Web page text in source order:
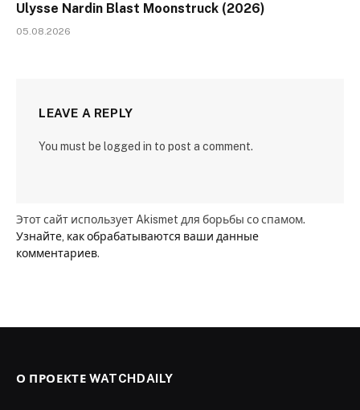
Ulysse Nardin Blast Moonstruck (2026)
05.08.2026
LEAVE A REPLY
You must be logged in to post a comment.
Этот сайт использует Akismet для борьбы со спамом.
Узнайте, как обрабатываются ваши данные
комментариев.
О ПРОЕКТЕ WATCHDAILY